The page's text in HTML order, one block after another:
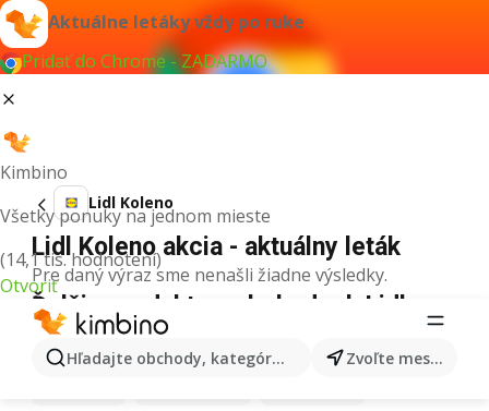
Aktuálne letáky vždy po ruke
Pridať do Chrome - ZADARMO
Kimbino
Všetky ponuky na jednom mieste
(14,1 tis. hodnotení)
Otvoriť
Hľadajte obchody, kategórie, produkty... Zvoľte mesto
Lidl Koleno
Lidl Koleno akcia - aktuálny leták
Pre daný výraz sme nenašli žiadne výsledky.
Ďalšie produkty v obchodoch Lidl